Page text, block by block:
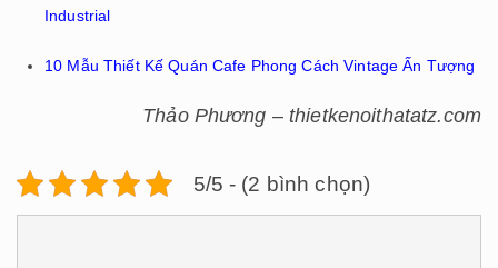
Industrial
10 Mẫu Thiết Kế Quán Cafe Phong Cách Vintage Ấn Tượng
Thảo Phương – thietkenoithatatz.com
5/5 - (2 bình chọn)